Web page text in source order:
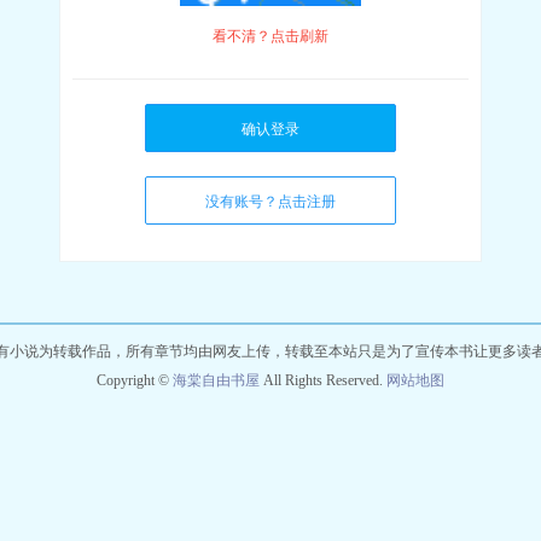
看不清？点击刷新
确认登录
没有账号？点击注册
小说为转载作品，所有章节均由网友上传，转载至本站只是为了宣传本书让更多读
Copyright © 海棠自由书屋 All Rights Reserved. 网站地图